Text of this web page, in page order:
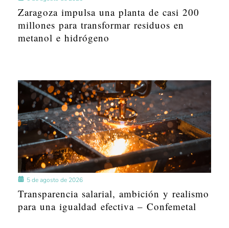
Zaragoza impulsa una planta de casi 200
millones para transformar residuos en
metanol e hidrógeno
5 de agosto de 2026
Transparencia salarial, ambición y realismo
para una igualdad efectiva – Confemetal